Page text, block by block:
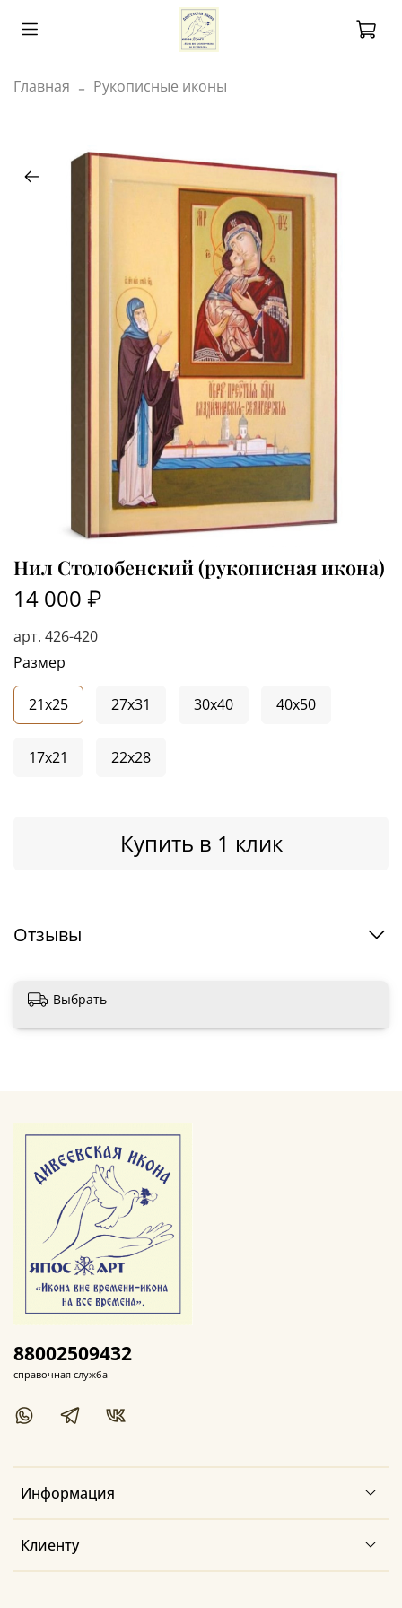
Главная Рукописные иконы
арт. 426-420
Нил Столобенский (рукописная икона)
14 000 ₽
Купить в 1 клик
Размер
21x25 27x31 30x40 40x50
17x21 22x28
Отзывы
Выбрать
Информация
Клиенту
88002509432
справочная служба